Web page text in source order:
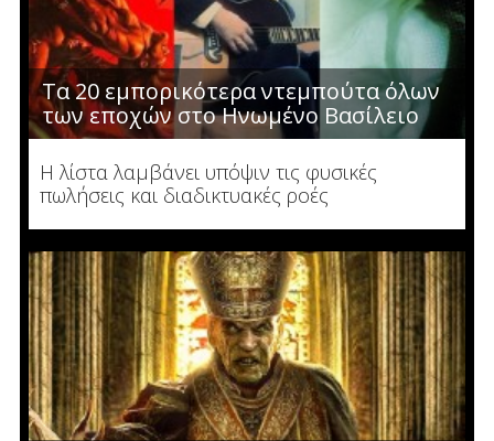
Τα 20 εμπορικότερα ντεμπούτα όλων
των εποχών στο Ηνωμένο Βασίλειο
Η λίστα λαμβάνει υπόψιν τις φυσικές
πωλήσεις και διαδικτυακές ροές